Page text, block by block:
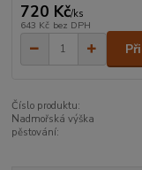
720 Kč/ks
643 Kč bez DPH
Číslo produktu:
Nadmořská výška
pěstování: